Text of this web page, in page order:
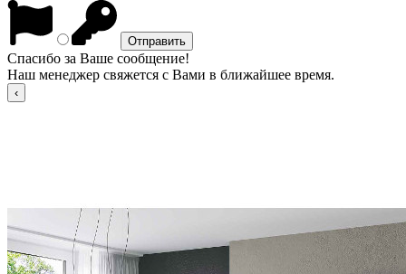
Спасибо за Ваше сообщение!
Наш менеджер свяжется с Вами в ближайшее время.